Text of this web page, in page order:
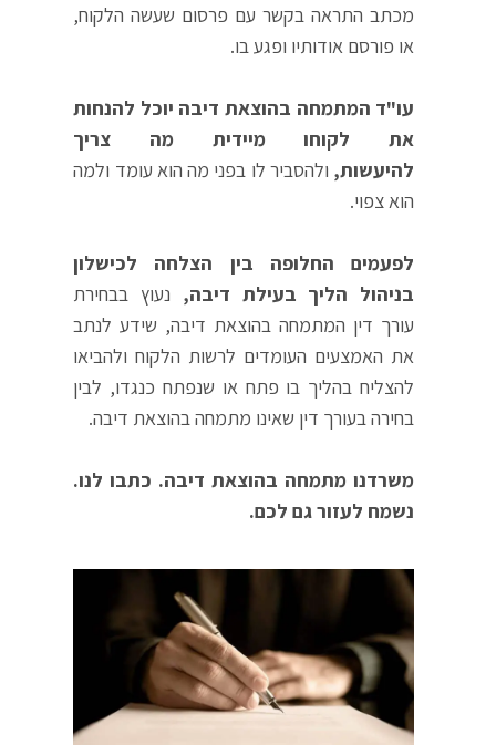
מכתב התראה בקשר עם פרסום שעשה הלקוח,
או פורסם אודותיו ופגע בו.
עו"ד המתמחה בהוצאת דיבה יוכל להנחות
את לקוחו מיידית מה צריך
להיעשות, ולהסביר לו בפני מה הוא עומד ולמה
הוא צפוי.
לפעמים החלופה בין הצלחה לכישלון
בניהול הליך בעילת דיבה, נעוץ בבחירת
עורך דין המתמחה בהוצאת דיבה, שידע לנתב
את האמצעים העומדים לרשות הלקוח ולהביאו
להצליח בהליך בו פתח או שנפתח כנגדו, לבין
בחירה בעורך דין שאינו מתמחה בהוצאת דיבה.
משרדנו מתמחה בהוצאת דיבה. כתבו לנו.
נשמח לעזור גם לכם.